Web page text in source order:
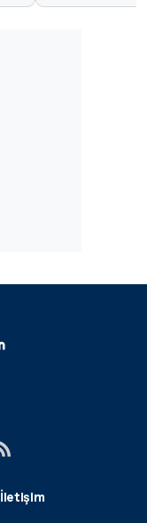
İletişim